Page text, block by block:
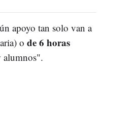
apoyo tan solo van a
o de 6 horas
alumnos".